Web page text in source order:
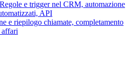
Regole e trigger nel CRM, automazione
API
e riepilogo chiamate, completamento